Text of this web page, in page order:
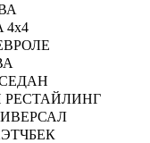
4х4
РЕСТАЙЛИНГ